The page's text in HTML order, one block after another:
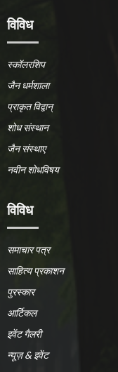
विविध
स्कॉलरशिप
जैन धर्मशाला
प्राकृत विद्वान्
शोध संस्थान
जैन संस्थाए
नवीन शोधविषय
विविध
समाचार पत्र
साहित्य प्रकाशन
पुरस्कार
आर्टिकल
इवेंट गैलरी
न्यूज़ & इवेंट